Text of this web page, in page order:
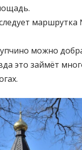
маршрутка
можно
это займёт